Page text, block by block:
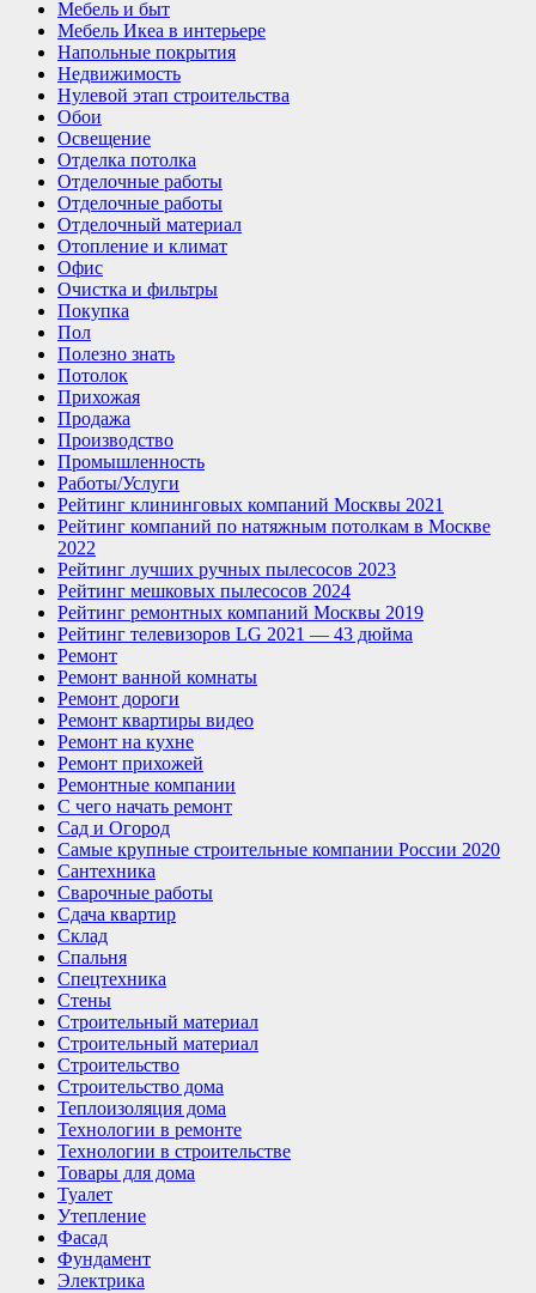
Мебель и быт
Мебель Икеа в интерьере
Напольные покрытия
Недвижимость
Нулевой этап строительства
Обои
Освещение
Отделка потолка
Отделочные работы
Отделочные работы
Отделочный материал
Отопление и климат
Офис
Очистка и фильтры
Покупка
Пол
Полезно знать
Потолок
Прихожая
Продажа
Производство
Промышленность
Работы/Услуги
Рейтинг клининговых компаний Москвы 2021
Рейтинг компаний по натяжным потолкам в Москве
2022
Рейтинг лучших ручных пылесосов 2023
Рейтинг мешковых пылесосов 2024
Рейтинг ремонтных компаний Москвы 2019
Рейтинг телевизоров LG 2021 — 43 дюйма
Ремонт
Ремонт ванной комнаты
Ремонт дороги
Ремонт квартиры видео
Ремонт на кухне
Ремонт прихожей
Ремонтные компании
С чего начать ремонт
Сад и Огород
Самые крупные строительные компании России 2020
Сантехника
Сварочные работы
Сдача квартир
Склад
Спальня
Спецтехника
Стены
Строительный материал
Строительный материал
Строительство
Строительство дома
Теплоизоляция дома
Технологии в ремонте
Технологии в строительстве
Товары для дома
Туалет
Утепление
Фасад
Фундамент
Электрика